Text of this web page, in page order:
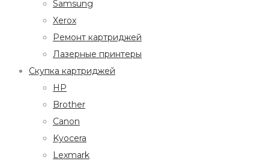
Samsung
Xerox
Ремонт картриджей
Лазерные принтеры
Скупка картриджей
HP
Brother
Canon
Kyocera
Lexmark